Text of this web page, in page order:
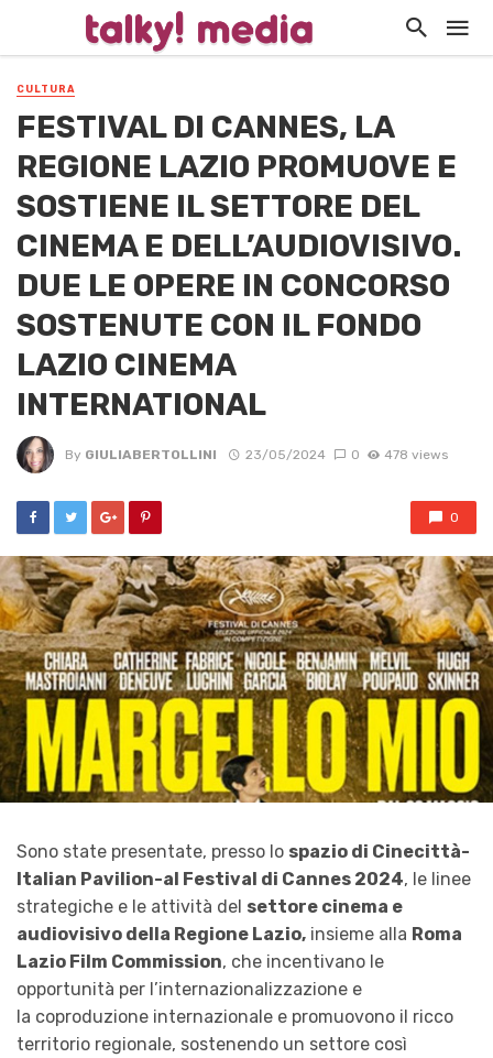
CULTURA
FESTIVAL DI CANNES, LA
REGIONE LAZIO PROMUOVE E
SOSTIENE IL SETTORE DEL
CINEMA E DELL’AUDIOVISIVO.
DUE LE OPERE IN CONCORSO
SOSTENUTE CON IL FONDO
LAZIO CINEMA
INTERNATIONAL
By GIULIABERTOLLINI 23/05/2024 0 478 views
0
Sono state presentate, presso lo spazio di Cinecittà-
Italian Pavilion-al Festival di Cannes 2024, le linee
strategiche e le attività del settore cinema e
audiovisivo della Regione Lazio, insieme alla Roma
Lazio Film Commission, che incentivano le
opportunità per l’internazionalizzazione e
la coproduzione internazionale e promuovono il ricco
territorio regionale, sostenendo un settore così